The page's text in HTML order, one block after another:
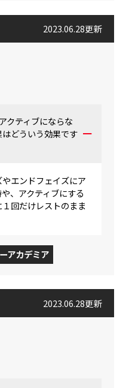
2023.06.28更新
クティブにならな
どういう効果です
エンドフェイズにア
、アクティブにする
回だけレストのまま
アカデミア
2023.06.28更新